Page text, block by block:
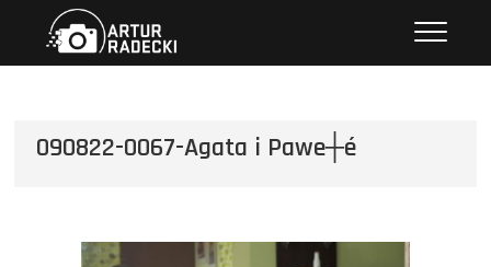
treści
Artur Radecki – fotografia
090822-0067-Agata i Pawe┼é